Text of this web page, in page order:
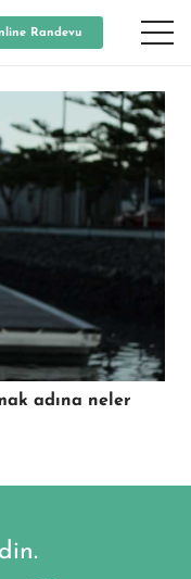
Randevu
adına neler